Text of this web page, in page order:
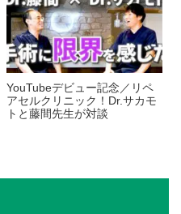
YouTubeデビュー記念／リペ
アセルクリニック！Dr.サカモ
トと藤間先生が対談